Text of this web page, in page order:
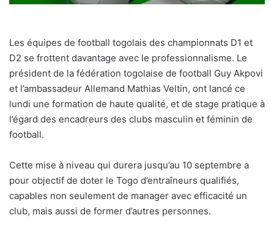
Les équipes de football togolais des championnats D1 et
D2 se frottent davantage avec le professionnalisme. Le
président de la fédération togolaise de football Guy Akpovi
et l’ambassadeur Allemand Mathias Veltin, ont lancé ce
lundi une formation de haute qualité, et de stage pratique à
l’égard des encadreurs des clubs masculin et féminin de
football.
Cette mise à niveau qui durera jusqu’au 10 septembre a
pour objectif de doter le Togo d’entraîneurs qualifiés,
capables non seulement de manager avec efficacité un
club, mais aussi de former d’autres personnes.